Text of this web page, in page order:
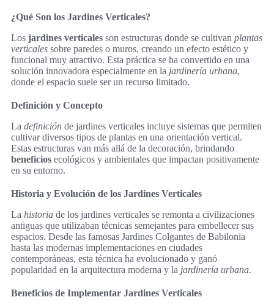
¿Qué Son los Jardines Verticales?
Los jardines verticales son estructuras donde se cultivan plantas
verticales sobre paredes o muros, creando un efecto estético y
funcional muy atractivo. Esta práctica se ha convertido en una
solución innovadora especialmente en la jardinería urbana,
donde el espacio suele ser un recurso limitado.
Definición y Concepto
La definición de jardines verticales incluye sistemas que permiten
cultivar diversos tipos de plantas en una orientación vertical.
Estas estructuras van más allá de la decoración, brindando
beneficios ecológicos y ambientales que impactan positivamente
en su entorno.
Historia y Evolución de los Jardines Verticales
La historia de los jardines verticales se remonta a civilizaciones
antiguas que utilizaban técnicas semejantes para embellecer sus
espacios. Desde las famosas Jardines Colgantes de Babilonia
hasta las modernas implementaciones en ciudades
contemporáneas, esta técnica ha evolucionado y ganó
popularidad en la arquitectura moderna y la jardinería urbana.
Beneficios de Implementar Jardines Verticales